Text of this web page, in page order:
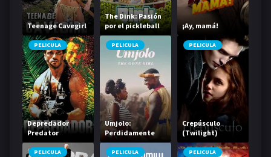
Teenage Cavegirl
The Dink: Pasión
por el pickleball
¡Ay, mamá!
PELICULA
Depredador
Predator
PELICULA
Umjolo:
Perdidamente
enamorada
PELICULA
Crepúsculo
(Twilight)
PELICULA PELICULA PELICULA